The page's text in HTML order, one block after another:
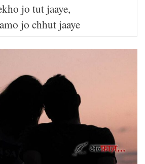
jo tut jaaye,
jo chhut jaaye